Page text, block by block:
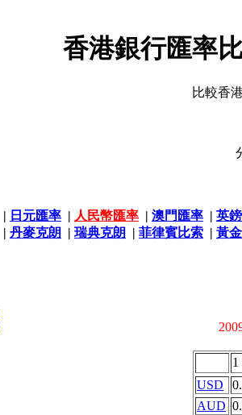
香港銀行匯率
比較香
| 日元匯率 | 人民幣匯率 | 澳門匯率 | 英
| 丹麥克朗 | 瑞典克朗 | 菲律賓比索 | 黃
1
USD
AUD